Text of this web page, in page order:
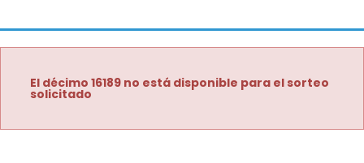
El décimo 16189 no está disponible para el sorteo
solicitado